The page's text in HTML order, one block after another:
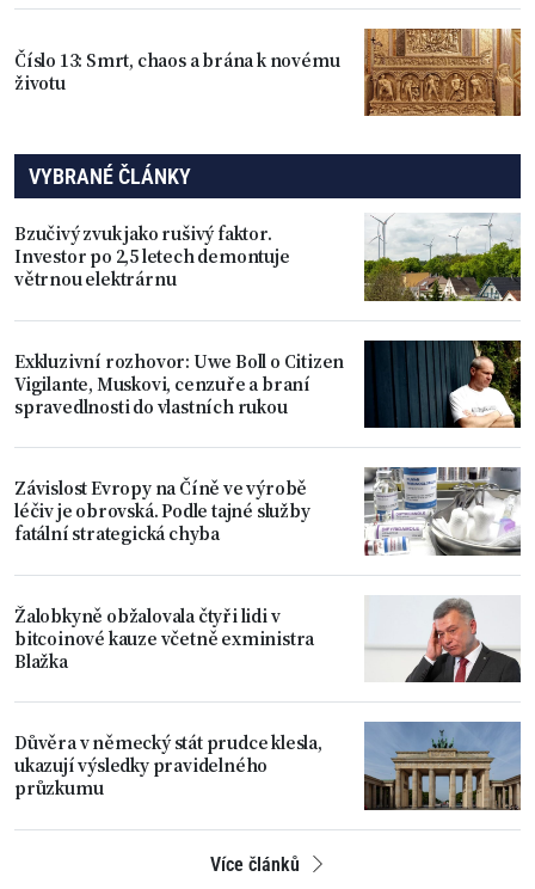
Číslo 13: Smrt, chaos a brána k novému
životu
VYBRANÉ ČLÁNKY
Bzučivý zvuk jako rušivý faktor.
Investor po 2,5 letech demontuje
větrnou elektrárnu
Exkluzivní rozhovor: Uwe Boll o Citizen
Vigilante, Muskovi, cenzuře a braní
spravedlnosti do vlastních rukou
Závislost Evropy na Číně ve výrobě
léčiv je obrovská. Podle tajné služby
fatální strategická chyba
Žalobkyně obžalovala čtyři lidi v
bitcoinové kauze včetně exministra
Blažka
Důvěra v německý stát prudce klesla,
ukazují výsledky pravidelného
průzkumu
Více článků